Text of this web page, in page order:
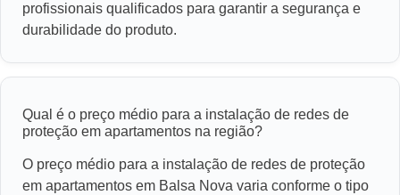
profissionais qualificados para garantir a segurança e
durabilidade do produto.
Qual é o preço médio para a instalação de redes de
proteção em apartamentos na região?
O preço médio para a instalação de redes de proteção
em apartamentos em Balsa Nova varia conforme o tipo